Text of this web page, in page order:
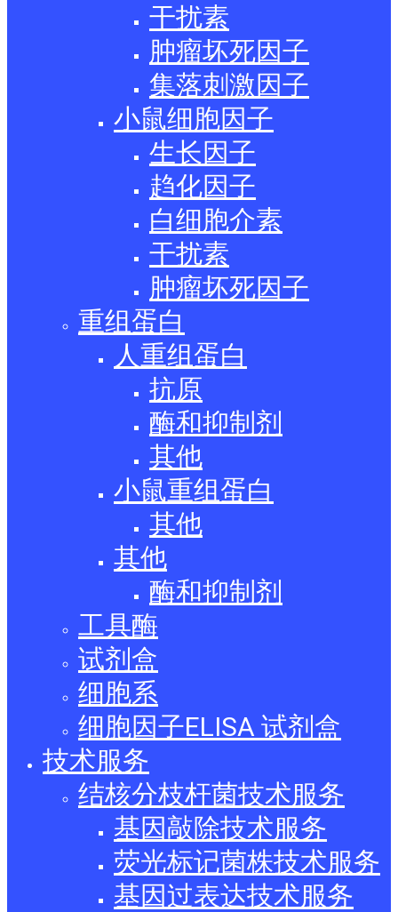
干扰素
肿瘤坏死因子
集落刺激因子
小鼠细胞因子
生长因子
趋化因子
白细胞介素
干扰素
肿瘤坏死因子
重组蛋白
人重组蛋白
抗原
酶和抑制剂
其他
小鼠重组蛋白
其他
其他
酶和抑制剂
工具酶
试剂盒
细胞系
细胞因子ELISA 试剂盒
技术服务
结核分枝杆菌技术服务
基因敲除技术服务
荧光标记菌株技术服务
基因过表达技术服务